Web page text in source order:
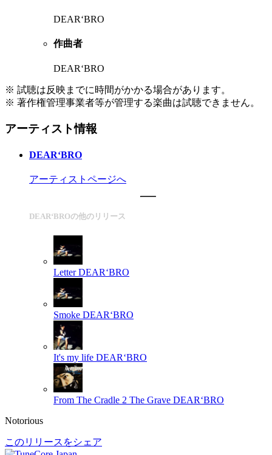
DEAR‘BRO
作曲者
DEAR‘BRO
※ 試聴は反映までに時間がかかる場合があります。
※ 著作権管理事業者等が管理する楽曲は試聴できません。
アーティスト情報
DEAR‘BRO
アーティストページへ
DEAR‘BROの他のリリース
Letter DEAR‘BRO
Smoke DEAR‘BRO
It's my life DEAR‘BRO
From The Cradle 2 The Grave DEAR‘BRO
Notorious
このリリースをシェア